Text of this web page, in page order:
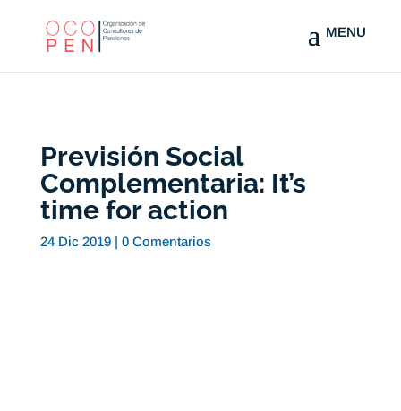
Previsión Social
Complementaria: It’s
time for action
24 Dic 2019| 0 Comentarios